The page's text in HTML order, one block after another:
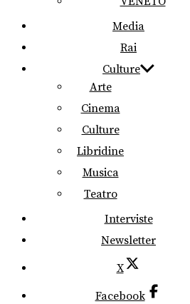
Media
Rai
Culture
Arte
Cinema
Culture
Libridine
Musica
Teatro
Interviste
Newsletter
X
Facebook